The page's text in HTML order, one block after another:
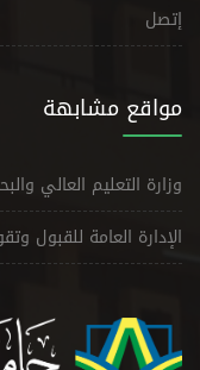
إتصل
مواقع مشابهة
وزارة التعليم العالي
الإدارة العامة للقبول